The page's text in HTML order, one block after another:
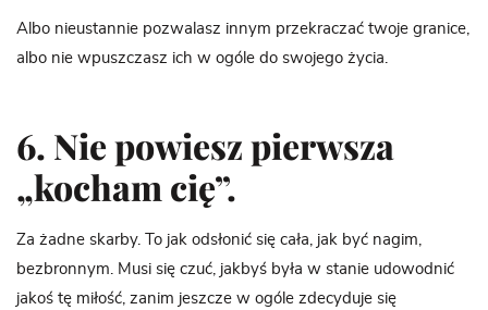
Albo nieustannie pozwalasz innym przekraczać twoje granice,
albo nie wpuszczasz ich w ogóle do swojego życia.
6. Nie powiesz pierwsza
„kocham cię”.
Za żadne skarby. To jak odsłonić się cała, jak być nagim,
bezbronnym. Musi się czuć, jakbyś była w stanie udowodnić
jakoś tę miłość, zanim jeszcze w ogóle zdecyduje się